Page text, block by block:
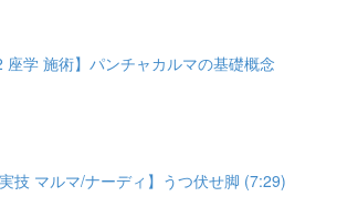
座学 施術】パンチャカルマの基礎概念
実技 マルマ/ナーディ】うつ伏せ脚 (7:29)